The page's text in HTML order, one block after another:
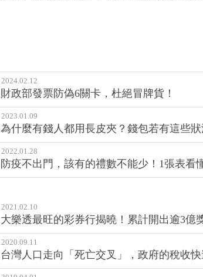
2022.01.28
防疫不出門，該有的禮數不能少！1張表看
2021.02.10
大樂透最旺的彩券行揭曉！累計開出逾3億
2020.09.11
2019.04.01
春遊好康再開！兒童節連假偕家人出遊，
2018.10.09
金價還在打底 建議先少量布局 提防明年經